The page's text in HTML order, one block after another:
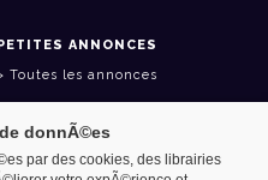
ANNONCES
Toutes les annonces
donnÃ©es
par des cookies, des librairies